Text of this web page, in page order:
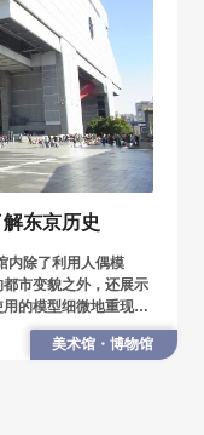
东京历史
内除了利用人偶模
市变貌之外，还展示
的模型细微地重现当
美术馆・博物馆